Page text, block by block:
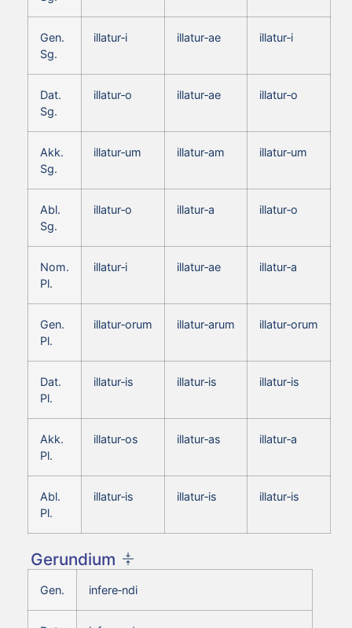
Gen.
Sg.
illatur‑i illatur‑ae illatur‑i
Dat.
Sg.
illatur‑o illatur‑ae illatur‑o
Akk.
Sg.
illatur‑um illatur‑am illatur‑um
Abl.
Sg.
illatur‑o illatur‑a illatur‑o
Nom.
Pl.
illatur‑i illatur‑ae illatur‑a
Gen.
Pl.
illatur‑orum illatur‑arum illatur‑orum
Dat.
Pl.
illatur‑is illatur‑is illatur‑is
Akk.
Pl.
illatur‑os illatur‑as illatur‑a
Abl.
Pl.
illatur‑is illatur‑is illatur‑is
Gerundium
Gen. infere‑ndi